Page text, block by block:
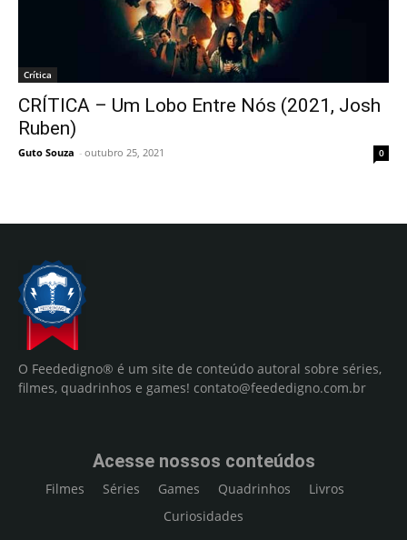
Crítica
CRÍTICA – Um Lobo Entre Nós (2021, Josh
Ruben)
Guto Souza - outubro 25, 2021 0
O Feededigno® é um site de conteúdo autoral sobre séries,
filmes, quadrinhos e games! contato@feededigno.com.br
Acesse nossos conteúdos
Filmes Séries Games Quadrinhos
Livros
Curiosidades